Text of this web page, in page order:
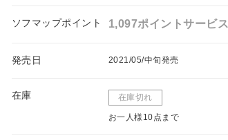
ソフマップポイント 1,097ポイントサービス
発売日 2021/05/中旬発売
在庫 在庫切れ
お一人様10点まで